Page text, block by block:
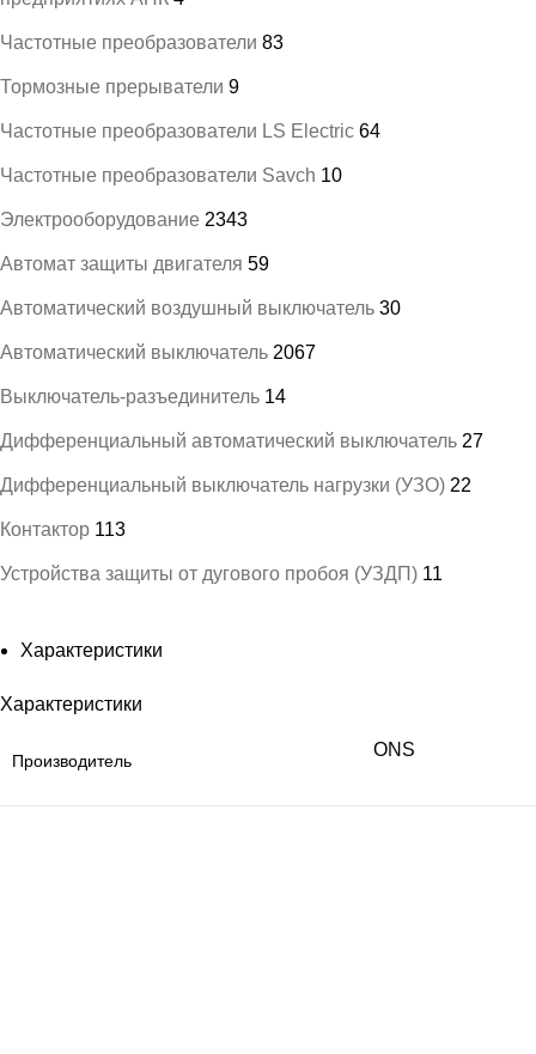
Частотные преобразователи 83
Тормозные прерыватели 9
Частотные преобразователи LS Electric 64
Частотные преобразователи Savch 10
Электрооборудование 2343
Автомат защиты двигателя 59
Автоматический воздушный выключатель 30
Автоматический выключатель 2067
Выключатель-разъединитель 14
Дифференциальный автоматический выключатель 27
Дифференциальный выключатель нагрузки (УЗО) 22
Контактор 113
Устройства защиты от дугового пробоя (УЗДП) 11
Характеристики
Характеристики
Производитель
ONS